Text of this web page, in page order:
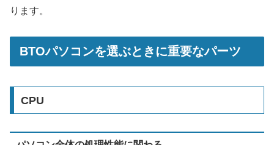
ります。
BTOパソコンを選ぶときに重要なパーツ
CPU